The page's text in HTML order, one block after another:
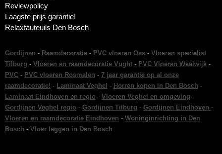
Reviewpolicy
Laagste prijs garantie!
Relaxfauteuils Den Bosch
Gordijnen - Raamdecoratie - PVC vloeren Oss - Vloeren specialist
Tilburg - Vloeren en raamdecoratie Vught - PVC Vloeren Waalwijk -
PVC - PVC vloeren Rosmalen - 7 jaar garantie op al onze
raamdecoratie! - Laminaat Veghel - Horren kopen in Den Bosch -
Laminaat Eindhoven en regio - Vloeren Veghel en omgeving -
Gordijnen Veghel regio - Gordijnen Tilburg - Gordijnen Eindhoven -
Vloeren en raamdecoratie Eindhoven - Woninginrichting in Den
Bosch - Vloer leggen in Den Bosch